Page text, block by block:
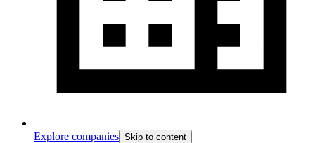
Explore companies Skip to content